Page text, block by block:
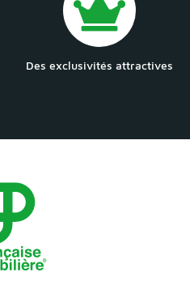
Des exclusivités attractives